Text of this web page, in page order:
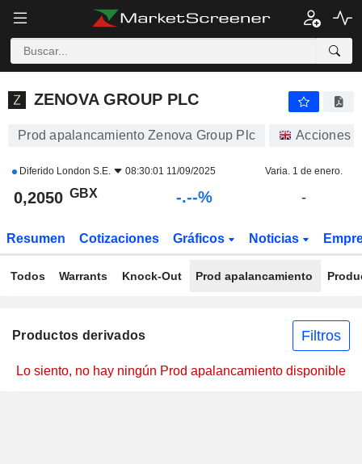
ZENOVA GROUP PLC 0,2050 p -
ZENOVA GROUP PLC
Prod apalancamiento Zenova Group Plc Acciones
Diferido London S.E. 08:30:01 11/09/2025 Varia. 1 de enero.
0,2050 GBX -.--% -
Resumen Cotizaciones Gráficos Noticias
Todos Warrants Knock-Out Prod apalancamiento
Productos derivados Filtros
Lo siento, no hay ningún Prod apalancamiento disponible